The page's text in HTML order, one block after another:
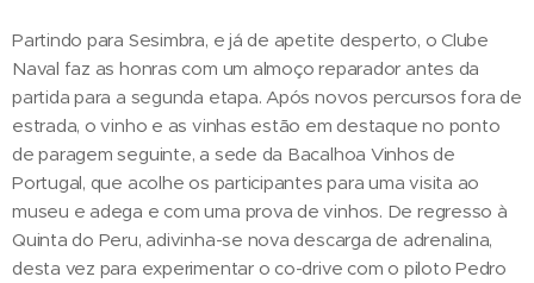
Partindo para Sesimbra, e já de apetite desperto, o Clube
Naval faz as honras com um almoço reparador antes da
partida para a segunda etapa. Após novos percursos fora de
estrada, o vinho e as vinhas estão em destaque no ponto
de paragem seguinte, a sede da Bacalhoa Vinhos de
Portugal, que acolhe os participantes para uma visita ao
museu e adega e com uma prova de vinhos. De regresso à
Quinta do Peru, adivinha-se nova descarga de adrenalina,
desta vez para experimentar o co-drive com o piloto Pedro